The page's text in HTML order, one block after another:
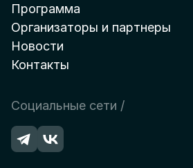
Программа
Организаторы и партнеры
Новости
Контакты
Социальные сети /